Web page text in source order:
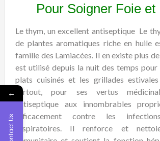
Pour Soigner Foie et
Le thym, un excellent antiseptique Le
de plantes aromatiques riche en huile
famille des Lamiacées. Il en existe plus
est utilisé depuis la nuit des temps pour
plats cuisinés et les grillades
surtout, pour ses vertus
antiseptique aux innombrables
efficacement contre les
respiratoires. Il renforce et
←
Contact Us